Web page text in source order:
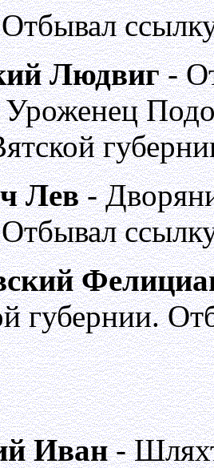
Людвиг-
Лев-
губернии.
Иван-